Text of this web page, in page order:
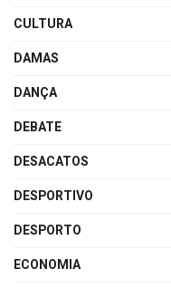
CULTURA
DAMAS
DANÇA
DEBATE
DESACATOS
DESPORTIVO
DESPORTO
ECONOMIA